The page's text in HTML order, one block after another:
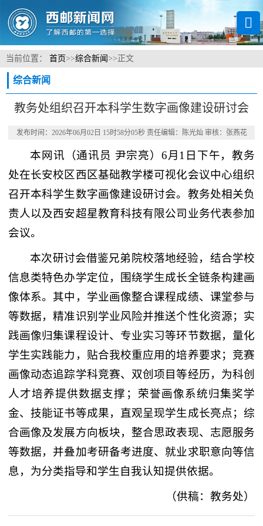
当前位置： 首页>>综合新闻 >> 正文
综合新闻
教务处组织召开本科学生数字画像建设研讨会
发布时间：2026年06月02日 15时58分05秒 责任编辑：陈光灿 审核：张燕花
本网讯 （通讯员 尹宗亮） 6月1日下午，教务
处在长安校区西区基础教学楼可视化会议中心组织
召开本科学生数字画像建设研讨会。教务处相关负
责人以及西安超星教育科技有限公司业务代表参加
会议。
本次研讨会借鉴兄弟院校落地经验，结合学校
信息类特色办学定位，围绕学生成长全链条构建画
像体系。其中，学业画像整合课程成绩、课堂参与
等数据，精准识别学业风险并推送个性化资源；实
践画像归集课程设计、专业实习等环节数据，量化
学生实践能力，贴合我校重应用的培养要求；竞赛
画像动态追踪学科竞赛、双创项目等经历，为科创
人才培养提供数据支撑；荣誉画像系统归集奖学
金、技能证书等成果，直观呈现学生成长亮点；综
合画像及发展方向板块，整合思政表现、志愿服务
等数据，并叠加考研备考进度、就业求职意向等信
息，为分类指导和学生自我认知提供依据。
（供稿：教务处）